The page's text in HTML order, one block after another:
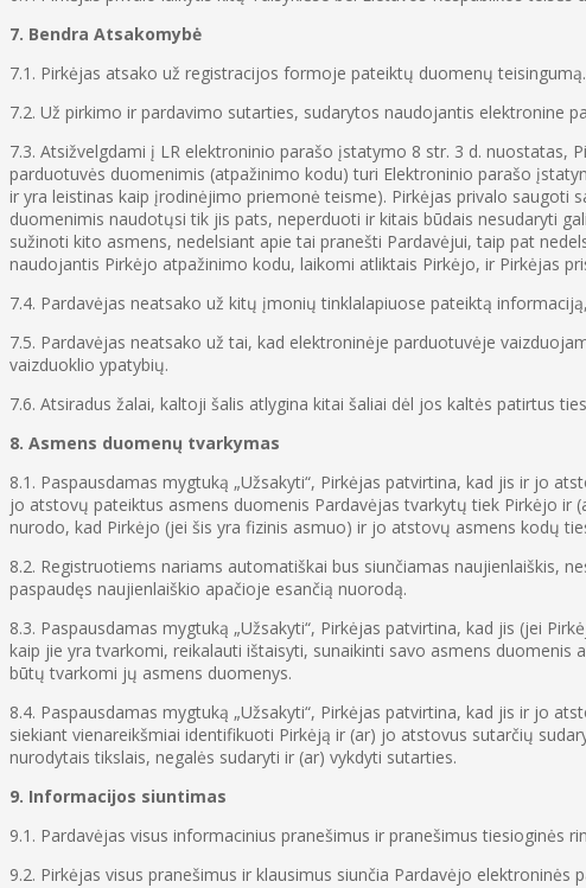
7. Bendra Atsakomybė
7.1. Pirkėjas atsako už registracijos formoje pateiktų duomenų
7.2. Už pirkimo ir pardavimo sutarties, sudarytos naudojantis elektronine
7.3. Atsižvelgdami į LR elektroninio parašo įstatymo 8 str. 3 d.
parduotuvės duomenimis (atpažinimo kodu) turi Elektroninio parašo
ir yra leistinas kaip įrodinėjimo priemonė teisme). Pirkėjas privalo
duomenimis naudotųsi tik jis pats, neperduoti ir kitais būdais nesudaryti
sužinoti kito asmens, nedelsiant apie tai pranešti Pardavėjui, taip pat
naudojantis Pirkėjo atpažinimo kodu, laikomi atliktais Pirkėjo, ir Pirkėjas
7.4. Pardavėjas neatsako už kitų įmonių tinklalapiuose pateiktą
7.5. Pardavėjas neatsako už tai, kad elektroninėje parduotuvėje
vaizduoklio ypatybių.
7.6. Atsiradus žalai, kaltoji šalis atlygina kitai šaliai dėl jos kaltės patirtus
8. Asmens duomenų tvarkymas
8.1. Paspausdamas mygtuką „Užsakyti“, Pirkėjas patvirtina, kad jis ir jo
jo atstovų pateiktus asmens duomenis Pardavėjas tvarkytų tiek Pirkėjo
nurodo, kad Pirkėjo (jei šis yra fizinis asmuo) ir jo atstovų asmens kodų
8.2. Registruotiems nariams automatiškai bus siunčiamas naujienlaiškis,
paspaudęs naujienlaiškio apačioje esančią nuorodą.
8.3. Paspausdamas mygtuką „Užsakyti“, Pirkėjas patvirtina, kad jis (jei
kaip jie yra tvarkomi, reikalauti ištaisyti, sunaikinti savo asmens
būtų tvarkomi jų asmens duomenys.
8.4. Paspausdamas mygtuką „Užsakyti“, Pirkėjas patvirtina, kad jis ir jo
siekiant vienareikšmiai identifikuoti Pirkėją ir (ar) jo atstovus sutarčių
nurodytais tikslais, negalės sudaryti ir (ar) vykdyti sutarties.
9. Informacijos siuntimas
9.1. Pardavėjas visus informacinius pranešimus ir pranešimus
9.2. Pirkėjas visus pranešimus ir klausimus siunčia Pardavėjo